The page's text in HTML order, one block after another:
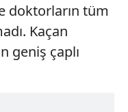
doktorların tüm
Kaçan
geniş çaplı